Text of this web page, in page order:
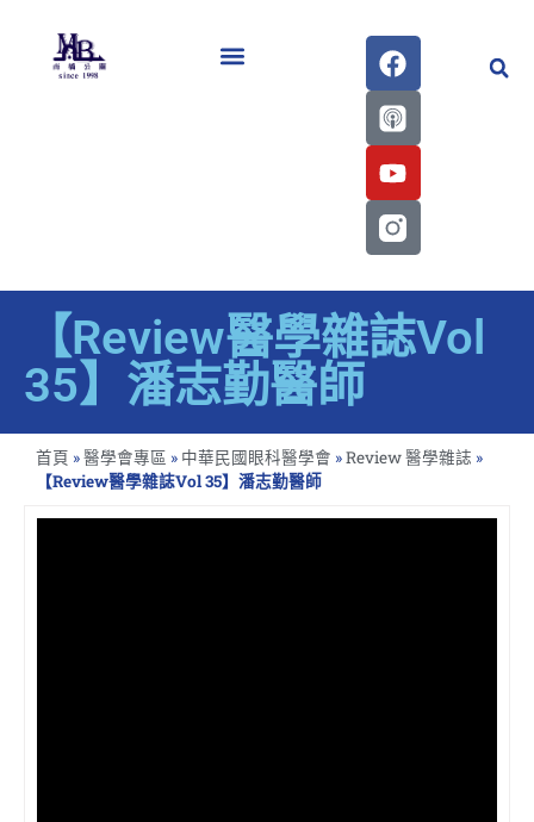
【Review醫學雜誌Vol
35】潘志勤醫師
首頁 »醫學會專區 » 中華民國眼科醫學會 »Review 醫學雜誌 »
【Review醫學雜誌Vol 35】潘志勤醫師